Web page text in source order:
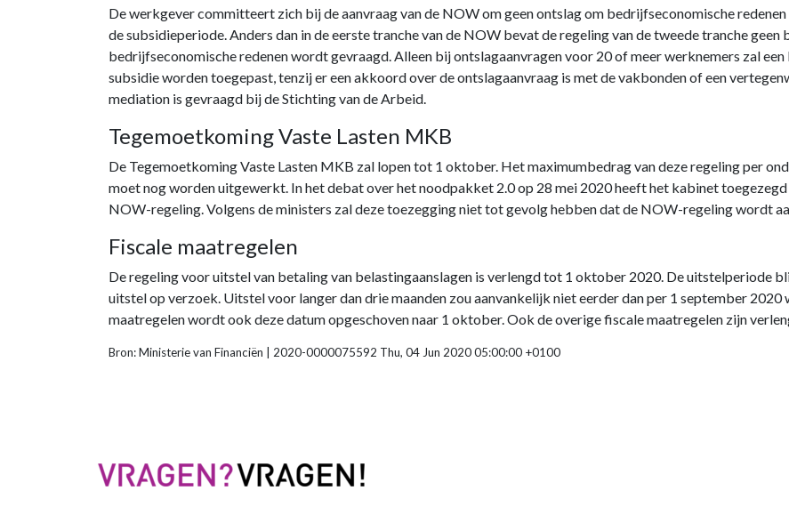
De werkgever committeert zich bij de aanvraag van de NOW om geen ontslag om bedrijfseconomische
de subsidieperiode. Anders dan in de eerste tranche van de NOW bevat de regeling van de tweede tranche
bedrijfseconomische redenen wordt gevraagd. Alleen bij ontslagaanvragen voor 20 of meer werknemers zal
subsidie worden toegepast, tenzij er een akkoord over de ontslagaanvraag is met de vakbonden of een
mediation is gevraagd bij de Stichting van de Arbeid.
Tegemoetkoming Vaste Lasten MKB
De Tegemoetkoming Vaste Lasten MKB zal lopen tot 1 oktober. Het maximumbedrag van deze regeling per
moet nog worden uitgewerkt. In het debat over het noodpakket 2.0 op 28 mei 2020 heeft het kabinet
NOW-regeling. Volgens de ministers zal deze toezegging niet tot gevolg hebben dat de NOW-regeling wordt
Fiscale maatregelen
De regeling voor uitstel van betaling van belastingaanslagen is verlengd tot 1 oktober 2020. De uitstelperiode
uitstel op verzoek. Uitstel voor langer dan drie maanden zou aanvankelijk niet eerder dan per 1 september
maatregelen wordt ook deze datum opgeschoven naar 1 oktober. Ook de overige fiscale maatregelen zijn
Bron: Ministerie van Financiën | 2020-0000075592 Thu, 04 Jun 2020 05:00:00 +0100